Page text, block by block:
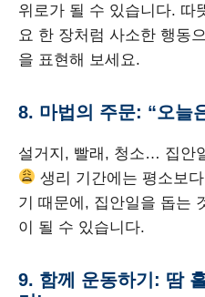
위로가 될 수 있습니다. 따
요 한 장처럼 사소한 행동
을 표현해 보세요.
8. 마법의 주문: “오늘
설거지, 빨래, 청소… 집안
생리 기간에는 평소보
기 때문에, 집안일을 돕는
이 될 수 있습니다.
9. 함께 운동하기: 땀